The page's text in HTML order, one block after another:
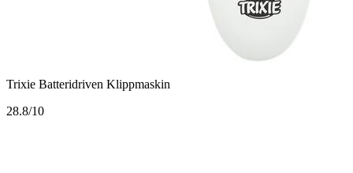
Trixie Batteridriven Klippmaskin
28.8/10